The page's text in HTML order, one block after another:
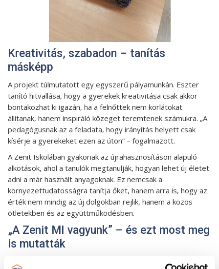
Kreativitás, szabadon – tanítás
másképp
A projekt túlmutatott egy egyszerű pályamunkán. Eszter
tanító hitvallása, hogy a gyerekek kreativitása csak akkor
bontakozhat ki igazán, ha a felnőttek nem korlátokat
állítanak, hanem inspiráló közeget teremtenek számukra. „A
pedagógusnak az a feladata, hogy irányítás helyett csak
kísérje a gyerekeket ezen az úton” – fogalmazott.
A Zenit Iskolában gyakoriak az újrahasznosításon alapuló
alkotások, ahol a tanulók megtanulják, hogyan lehet új életet
adni a már használt anyagoknak. Ez nemcsak a
környezettudatosságra tanítja őket, hanem arra is, hogy az
érték nem mindig az új dolgokban rejlik, hanem a közös
ötletekben és az együttműködésben.
„A Zenit MI vagyunk” – és ezt most meg
is mutatták
elismert pályamű nem